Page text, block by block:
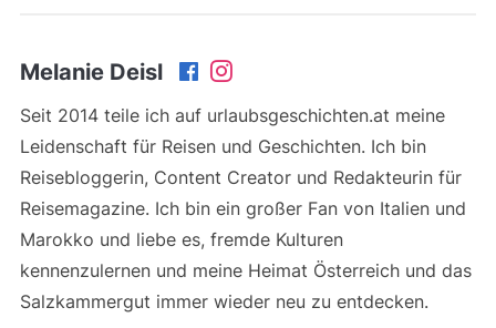
Melanie Deisl
Seit 2014 teile ich auf urlaubsgeschichten.at meine
Leidenschaft für Reisen und Geschichten. Ich bin
Reisebloggerin, Content Creator und Redakteurin für
Reisemagazine. Ich bin ein großer Fan von Italien und
Marokko und liebe es, fremde Kulturen
kennenzulernen und meine Heimat Österreich und das
Salzkammergut immer wieder neu zu entdecken.